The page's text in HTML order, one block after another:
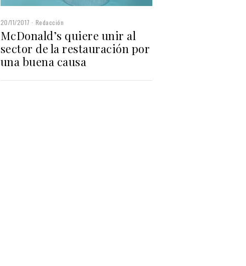
20/11/2017 Redacción
McDonald’s quiere unir al
sector de la restauración por
una buena causa